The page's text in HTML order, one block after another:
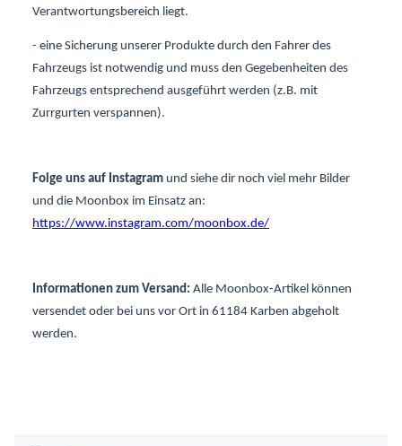
Verantwortungsbereich liegt.
- eine Sicherung unserer Produkte durch den Fahrer des
Fahrzeugs ist notwendig und muss den Gegebenheiten des
Fahrzeugs entsprechend ausgeführt werden (z.B. mit
Zurrgurten verspannen).
Folge uns auf Instagram und siehe dir noch viel mehr Bilder
und die Moonbox im Einsatz an:
https://www.instagram.com/moonbox.de/
Informationen zum Versand: Alle Moonbox-Artikel können
versendet oder bei uns vor Ort in 61184 Karben abgeholt
werden.